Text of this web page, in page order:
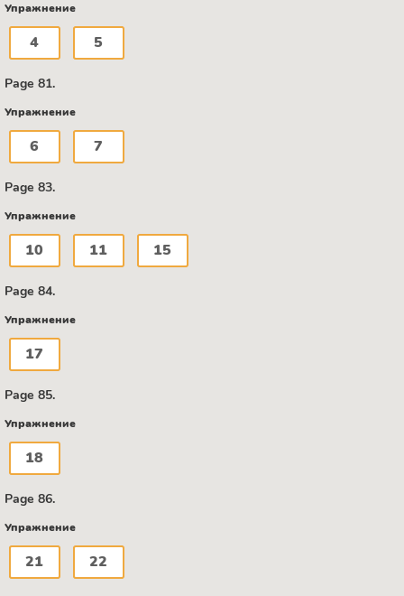
Упражнение
4 5
Page 81.
Упражнение
6 7
Page 83.
Упражнение
10 11 15
Page 84.
Упражнение
17
Page 85.
Упражнение
18
Page 86.
Упражнение
21 22